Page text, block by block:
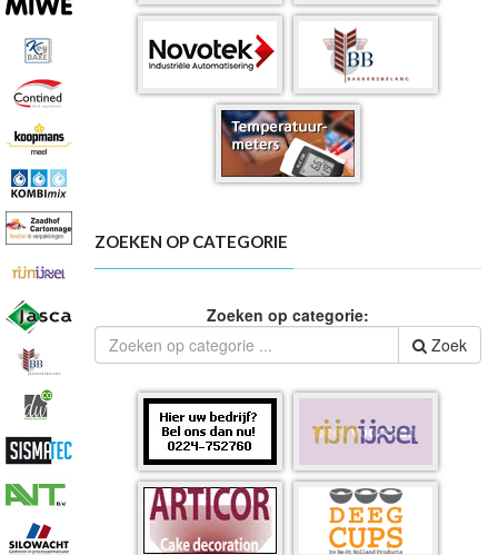
ZOEKEN OP CATEGORIE
Zoeken op categorie:
Zoek